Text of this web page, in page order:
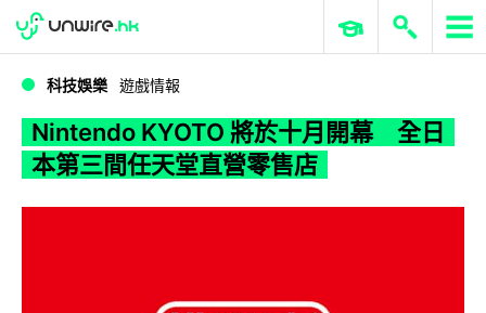
WWDC 2026 ERP 與商業 AI
科技娛樂 遊戲情報
Nintendo KYOTO 將於十月開幕 全日
本第三間任天堂直營零售店